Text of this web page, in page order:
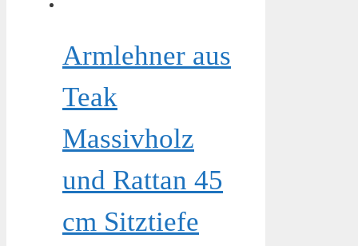
Armlehner aus
Teak
Massivholz
und Rattan 45
cm Sitztiefe